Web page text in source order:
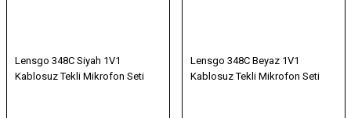
Lensgo 348C Siyah 1V1
Kablosuz Tekli Mikrofon Seti
Lensgo 348C Beyaz 1V1
Kablosuz Tekli Mikrofon Seti